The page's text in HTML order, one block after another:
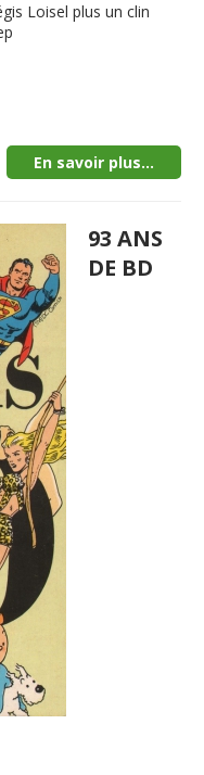
Loisel plus un clin
En savoir plus...
93 ANS
DE BD